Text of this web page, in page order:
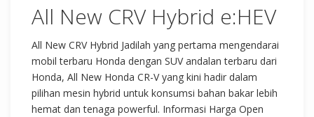
All New CRV Hybrid e:HEV
All New CRV Hybrid Jadilah yang pertama mengendarai
mobil terbaru Honda dengan SUV andalan terbaru dari
Honda, All New Honda CR-V yang kini hadir dalam
pilihan mesin hybrid untuk konsumsi bahan bakar lebih
hemat dan tenaga powerful. Informasi Harga Open